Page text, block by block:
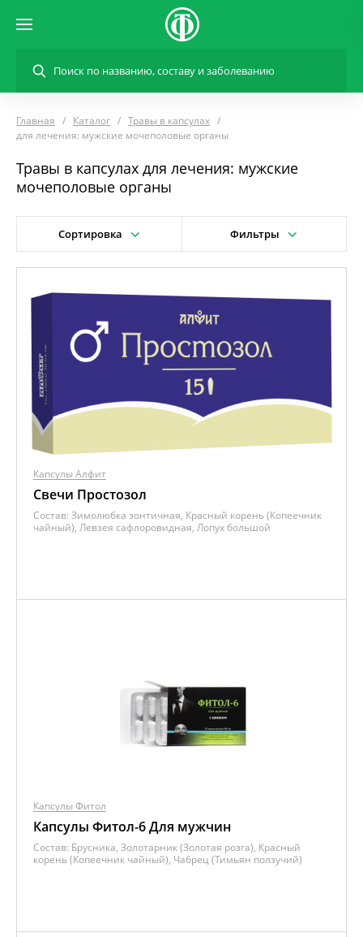
Главная Каталог
Травы в капсулах
для лечения: мужские мочеполовые органы
Травы в капсулах для лечения: мужские
мочеполовые органы
Сортировка Фильтры
Капсулы Алфит
Свечи Простозол
Состав: Зимолюбка зонтичная, Красный корень (Копеечник
чайный), Левзея сафлоровидная, Лопух большой
Капсулы Фитол
Капсулы Фитол-6 Для мужчин
Состав: Брусника, Золотарник (Золотая розга), Красный
корень (Копеечник чайный), Чабрец (Тимьян ползучий)